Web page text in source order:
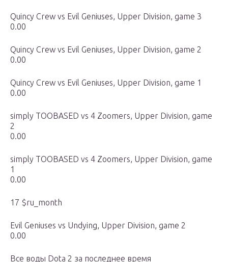
Quincy Crew vs Evil Geniuses, Upper Division, game 3
0.00
Quincy Crew vs Evil Geniuses, Upper Division, game 2
0.00
Quincy Crew vs Evil Geniuses, Upper Division, game 1
0.00
simply TOOBASED vs 4 Zoomers, Upper Division, game
2
0.00
simply TOOBASED vs 4 Zoomers, Upper Division, game
1
0.00
17 $ru_month
Evil Geniuses vs Undying, Upper Division, game 2
0.00
Все воды Dota 2 за последнее время